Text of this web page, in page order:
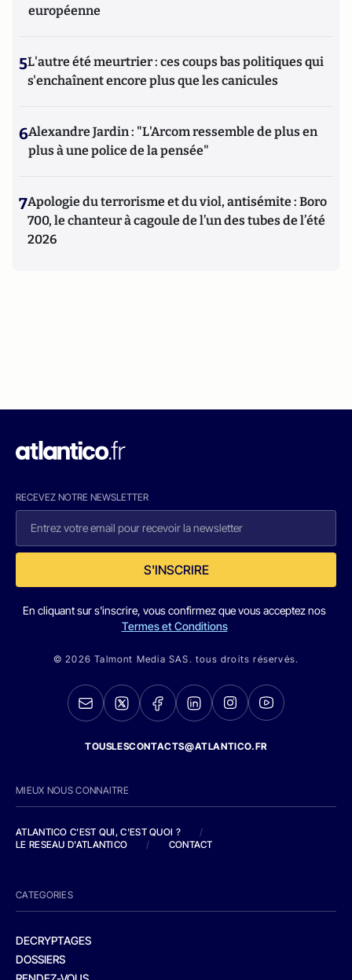
européenne
5L'autre été meurtrier : ces coups bas politiques qui
s'enchaînent encore plus que les canicules
6Alexandre Jardin : "L'Arcom ressemble de plus en
plus à une police de la pensée"
7Apologie du terrorisme et du viol, antisémite : Boro
700, le chanteur à cagoule de l’un des tubes de l’été
2026
RECEVEZ NOTRE NEWSLETTER
S'INSCRIRE
En cliquant sur s'inscrire, vous confirmez que vous acceptez nos
Termes et Conditions
© 2026 Talmont Media SAS. tous droits réservés.
TOUSLESCONTACTS@ATLANTICO.FR
MIEUX NOUS CONNAITRE
ATLANTICO C'EST QUI, C'EST QUOI ?
/
LE RESEAU D'ATLANTICO
/ CONTACT
CATEGORIES
DECRYPTAGES
DOSSIERS